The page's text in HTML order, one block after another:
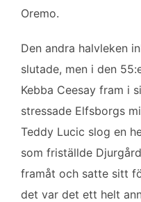
Oremo.
Den andra halvleken
slutade, men i den
Kebba Ceesay fram i
stressade Elfsborgs
Teddy Lucic slog en
som friställde
framåt och satte sitt
det var det ett helt